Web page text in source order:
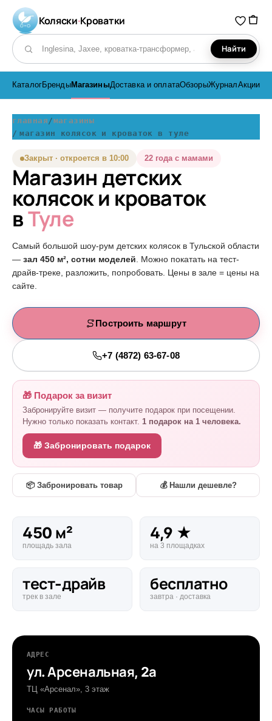
Коляски·Кроватки
Поиск по каталогу
Найти
КаталогБрендыМагазиныДоставка и оплатаОбзорыЖурналАкции
главная
магазины
магазин колясок и кроваток в туле
Закрыт · откроется в 10:00 22 года с мамами
Магазин детских
колясок и кроваток
вТуле
Самый большой шоу-рум детских колясок в Тульской области
— зал 450 м², сотни моделей . Можно покатать на тест-
драйв-треке, разложить, попробовать. Цены в зале = цены на
сайте.
Построить маршрут
+7 (4872) 63-67-08
🎁 Подарок за визит
Забронируйте визит — получите подарок при посещении.
Нужно только показать контакт. 1 подарок на 1 человека.
🎁 Забронировать подарок
📦 Забронировать товар 💰 Нашли дешевле?
450 м²
площадь зала
4,9 ★
на 3 площадках
тест-драйв
трек в зале
бесплатно
завтра · доставка
АДРЕС
ул. Арсенальная, 2а
ТЦ «Арсенал», 3 этаж
ЧАСЫ РАБОТЫ